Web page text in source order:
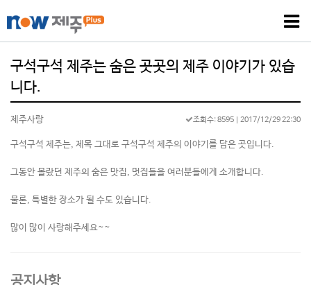
구석구석 제주는 숨은 곳곳의 제주 이야기가 있습
니다.
제주사랑 조회수: 8595 | 2017/12/29 22:30
구석구석 제주는, 제목 그대로 구석구석 제주의 이야기를 담은 곳입니다.
그동안 몰랐던 제주의 숨은 맛집, 멋집들을 여러분들에게 소개합니다.
물론, 특별한 장소가 될 수도 있습니다.
많이 많이 사랑해주세요~~
공지사항